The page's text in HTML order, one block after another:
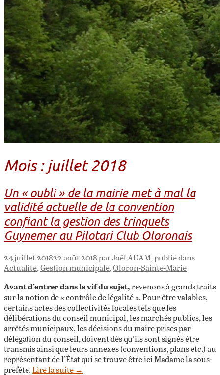
Mois : juillet 2018
Un « oubli » de la mairie met à mal la
validité actuelle de la convention
confiant la gestion des trinquets
Guynemer au Pilotari Club Oloronais
24 juillet 201822 août 2018parJoël ADAM, publié dans
Actualité,Gestion municipale,Oloron-Sainte-Marie
Avant d’entrer dans le vif du sujet,revenons à grands traits
sur la notion de « contrôle de légalité ». Pour être valables,
certains actes des collectivités locales tels que les
délibérations du conseil municipal, les marchés publics, les
arrêtés municipaux, les décisions du maire prises par
délégation du conseil, doivent dès qu’ils sont signés être
transmis ainsi que leurs annexes (conventions, plans etc.) au
représentant de l’État qui se trouve être ici Madame la sous-
préfète.Lire la suite →